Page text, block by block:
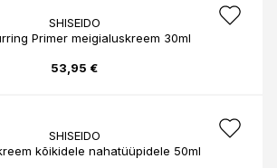
SHISEIDO
Primer meigialuskreem 30ml
53,95 €
SHISEIDO
kõikidele nahatüüpidele 50ml